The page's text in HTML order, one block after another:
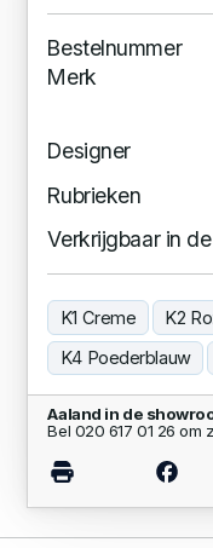
Bestelnummer
Merk
Designer
Rubrieken
Verkrijgbaar in
K1 Creme K2
K4 Poederblauw
Aaland in de
Bel 020 617 01 26 om